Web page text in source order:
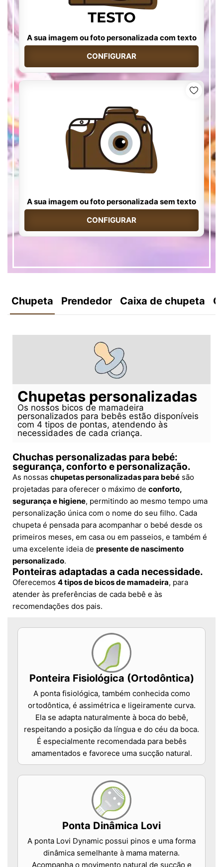
A sua imagem ou foto personalizada com texto
CONFIGURAR
A sua imagem ou foto personalizada sem texto
CONFIGURAR
Chupeta Prendedor Caixa de chupeta
Chupetas personalizadas
Os nossos bicos de mamadeira
personalizados para bebês estão disponíveis
com 4 tipos de pontas, atendendo às
necessidades de cada criança.
Chuchas personalizadas para bebé:
segurança, conforto e personalização.
As nossas chupetas personalizadas para bebé são
projetadas para oferecer o máximo de conforto,
segurança e higiene, permitindo ao mesmo tempo uma
personalização única com o nome do seu filho. Cada
chupeta é pensada para acompanhar o bebé desde os
primeiros meses, em casa ou em passeios, e também é
uma excelente ideia de presente de nascimento
personalizado.
Ponteiras adaptadas a cada necessidade.
Oferecemos 4 tipos de bicos de mamadeira, para
atender às preferências de cada bebê e às
recomendações dos pais.
Ponteira Fisiológica (Ortodôntica)
A ponta fisiológica, também conhecida como
ortodôntica, é assimétrica e ligeiramente curva.
Ela se adapta naturalmente à boca do bebê,
respeitando a posição da língua e do céu da boca.
É especialmente recomendada para bebês
amamentados e favorece uma sucção natural.
Ponta Dinâmica Lovi
A ponta Lovi Dynamic possui pinos e uma forma
dinâmica semelhante à mama materna.
Acompanha o movimento natural de sucção e